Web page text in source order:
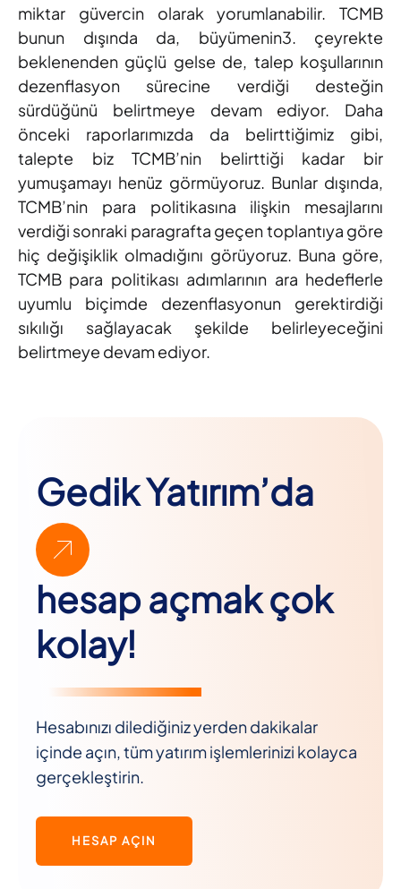
miktar güvercin olarak yorumlanabilir. TCMB
bunun dışında da, büyümenin3. çeyrekte
beklenenden güçlü gelse de, talep koşullarının
dezenflasyon sürecine verdiği desteğin
sürdüğünü belirtmeye devam ediyor. Daha
önceki raporlarımızda da belirttiğimiz gibi,
talepte biz TCMB’nin belirttiği kadar bir
yumuşamayı henüz görmüyoruz. Bunlar dışında,
TCMB’nin para politikasına ilişkin mesajlarını
verdiği sonraki paragrafta geçen toplantıya göre
hiç değişiklik olmadığını görüyoruz. Buna göre,
TCMB para politikası adımlarının ara hedeflerle
uyumlu biçimde dezenflasyonun gerektirdiği
sıkılığı sağlayacak şekilde belirleyeceğini
belirtmeye devam ediyor.
Gedik Yatırım’da
hesap açmak çok
kolay!
Hesabınızı dilediğiniz yerden dakikalar
içinde açın, tüm yatırım işlemlerinizi kolayca
gerçekleştirin.
HESAP AÇIN